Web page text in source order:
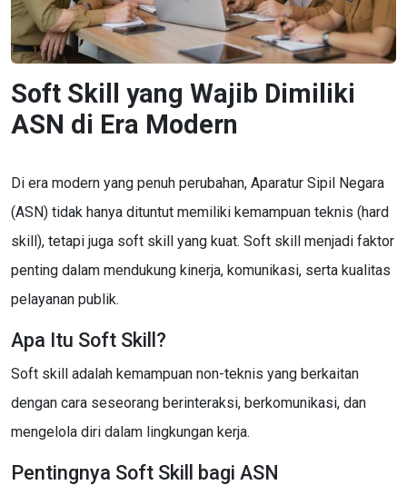
Soft Skill yang Wajib Dimiliki
ASN di Era Modern
Di era modern yang penuh perubahan, Aparatur Sipil Negara
(ASN) tidak hanya dituntut memiliki kemampuan teknis (hard
skill), tetapi juga soft skill yang kuat. Soft skill menjadi faktor
penting dalam mendukung kinerja, komunikasi, serta kualitas
pelayanan publik.
Apa Itu Soft Skill?
Soft skill adalah kemampuan non-teknis yang berkaitan
dengan cara seseorang berinteraksi, berkomunikasi, dan
mengelola diri dalam lingkungan kerja.
Pentingnya Soft Skill bagi ASN